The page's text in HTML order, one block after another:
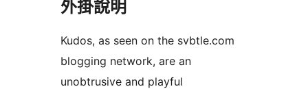
外掛說明
Kudos, as seen on the svbtle.com
blogging network, are an
unobtrusive and playful